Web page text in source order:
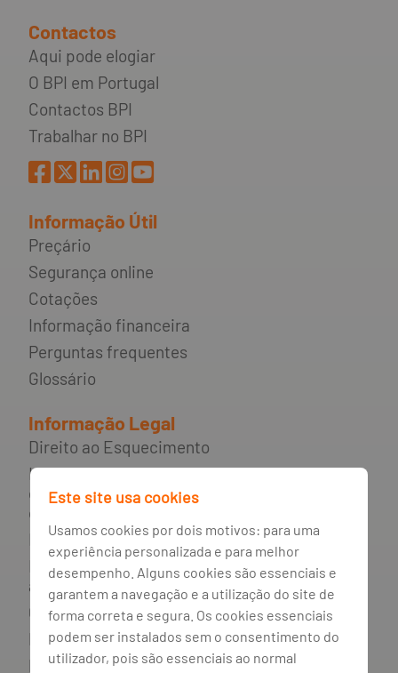
Contactos
Aqui pode elogiar
O BPI em Portugal
Contactos BPI
Trabalhar no BPI
Informação Útil
Preçário
Segurança online
Cotações
Informação financeira
Perguntas frequentes
Glossário
Informação Legal
Direito ao Esquecimento
Incumprimento de contratos de
crédito e rede de apoio ao
consumidor endividado
Mediador do crédito
Livro de reclamações e resolução
alternativa de litígios
Canal de irregularidades
Política de privacidade
Política de cookies
Este site usa cookies
Usamos cookies por dois motivos: para uma
experiência personalizada e para melhor
desempenho. Alguns cookies são essenciais e
garantem a navegação e a utilização do site de
forma correta e segura. Os cookies essenciais
podem ser instalados sem o consentimento do
utilizador, pois são essenciais ao normal